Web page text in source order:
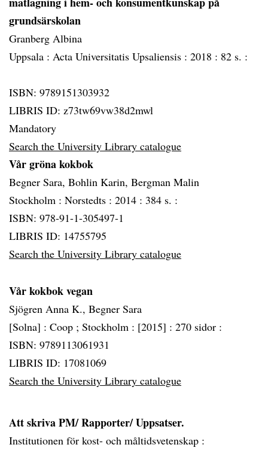
grundsärskolan
Granberg Albina
Uppsala : Acta Universitatis Upsaliensis : 2018 : 82 s. :
ISBN: 9789151303932
LIBRIS ID: z73tw69vw38d2mwl
Mandatory
Search the University Library catalogue
Vår gröna kokbok
Begner Sara, Bohlin Karin, Bergman Malin
Stockholm : Norstedts : 2014 : 384 s. :
ISBN: 978-91-1-305497-1
LIBRIS ID: 14755795
Search the University Library catalogue
Vår kokbok vegan
Sjögren Anna K., Begner Sara
[Solna] : Coop ; Stockholm : [2015] : 270 sidor :
ISBN: 9789113061931
LIBRIS ID: 17081069
Search the University Library catalogue
Att skriva PM/ Rapporter/ Uppsatser.
Institutionen för kost- och måltidsvetenskap :